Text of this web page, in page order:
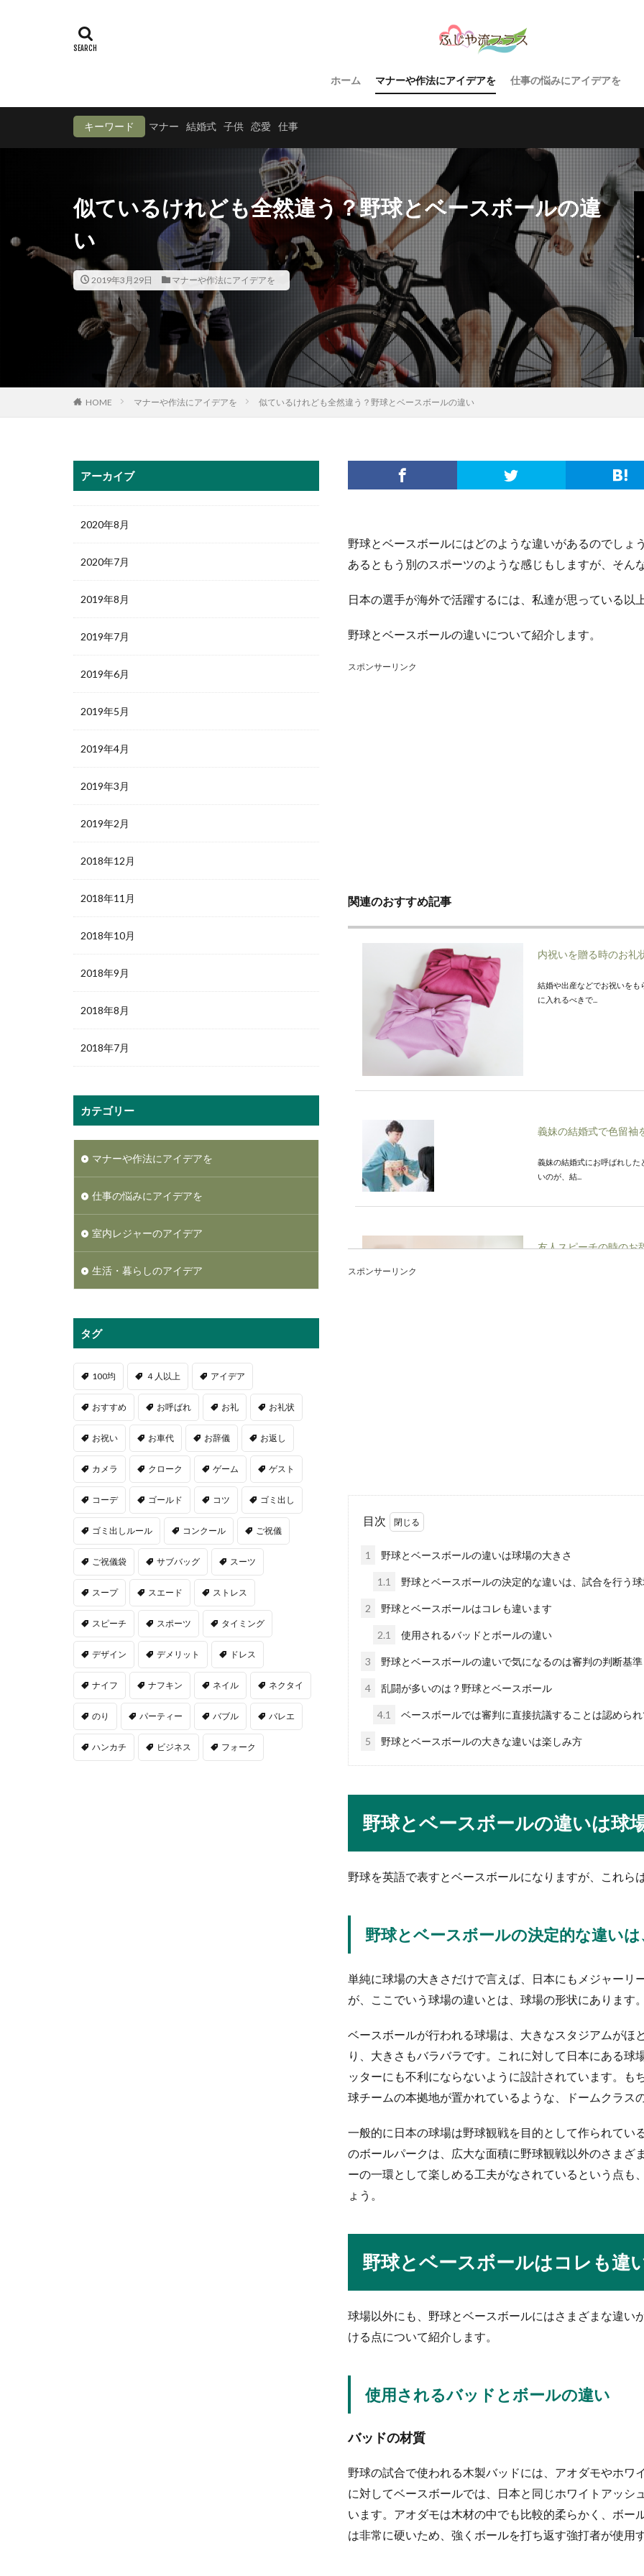
ホーム マナーや作法にアイデアを 仕事の悩みにアイデアを
キーワード マナー 結婚式 子供 恋愛 仕事
似ているけれども全然違う？野球とベースボールの違
い
2019年3月29日 マナーや作法にアイデアを
HOME マナーや作法にアイデアを 似ているけれども全然違う？野球とベースボールの違い
野球とベースボールにはどのような違いがあるのでし
あるともう別のスポーツのような感じもしますが、そん
日本の選手が海外で活躍するには、私達が思っている以
野球とベースボールの違いについて紹介します。
スポンサーリンク
関連のおすすめ記事
内祝いを贈る時のお礼
結婚や出産などでお祝いを
に入れるべきで...
義妹の結婚式で色留袖
義妹の結婚式にお呼ばれした
いのが、結...
友人スピーチの時のお
卓球の初心者が出来る
卓球を始めたばかりのころ
ょう。...
人混みが苦手。社会生
人混みが苦手だと、大人とし
洋食のテーブルマナー
バスケとミニバスケにはどの
スケ部に入ると...
教育実習の日程と就活の面接
思ってしまうか...
消防士の面接ではどん
消防士採用試験は、筆記や体
て晴れて消...
フラダンスの発表会に招待さ
卓球でダブルスを組んで試
できるのか知り...
スクワットを始める人
いの重量からス...
スポンサーリンク
目次
1 野球とベースボールの違いは球場の大きさ
1.1 野球とベースボールの決定的な違いは、試合を行う
2 野球とベースボールはコレも違います
2.1 使用されるバッドとボールの違い
3 野球とベースボールの違いで気になるのは審判の判断基準
4 乱闘が多いのは？野球とベースボール
4.1 ベースボールでは審判に直接抗議することは認めら
5 野球とベースボールの大きな違いは楽しみ方
野球とベースボールの違いは球
野球を英語で表すとベースボールになりますが、これら
野球とベースボールの決定的な違い
単純に球場の大きさだけで言えば、日本にもメジャーリ
が、ここでいう球場の違いとは、球場の形状にあります。
ベースボールが行われる球場は、大きなスタジアムがほ
り、大きさもバラバラです。これに対して日本にある
ッターにも不利にならないように設計されています。も
球チームの本拠地が置かれているような、ドームクラス
一般的に日本の球場は野球観戦を目的として作られてい
のボールパークは、広大な面積に野球観戦以外のさまざ
ーの一環として楽しめる工夫がなされているという点も
ょう。
野球とベースボールはコレも違
球場以外にも、野球とベースボールにはさまざまな違い
ける点について紹介します。
使用されるバッドとボールの違い
バッドの材質
野球の試合で使われる木製バッドには、アオダモやホワ
に対してベースボールでは、日本と同じホワイトアッシ
います。アオダモは木材の中でも比較的柔らかく、ボ
は非常に硬いため、強くボールを打ち返す強打者が使用
アーカイブ
2020年8月
2020年7月
2019年8月
2019年7月
2019年6月
2019年5月
2019年4月
2019年3月
2019年2月
2018年12月
2018年11月
2018年10月
2018年9月
2018年8月
2018年7月
カテゴリー
マナーや作法にアイデアを
仕事の悩みにアイデアを
室内レジャーのアイデア
生活・暮らしのアイデア
タグ
100均 ４人以上 アイデア
おすすめ お呼ばれ お礼 お礼状
お祝い お車代 お辞儀 お返し
カメラ クローク ゲーム ゲスト
コーデ ゴールド コツ ゴミ出し
ゴミ出しルール コンクール ご祝儀
ご祝儀袋 サブバッグ スーツ
スープ スエード ストレス
スピーチ スポーツ タイミング
デザイン デメリット ドレス
ナイフ ナフキン ネイル ネクタイ
のり パーティー バブル バレエ
ハンカチ ビジネス フォーク